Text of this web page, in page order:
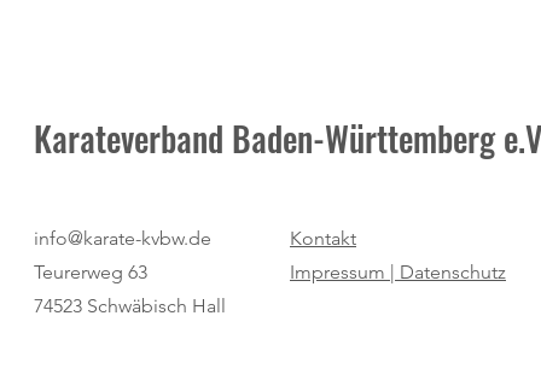
Neuer Termin: Masters-
Vorbereitung am 25. Juli beim TV
Diersburg
Impulse und
Karateverband Baden-Württemberg
info@karate-kvbw.de
Teurerweg 63
74523 Schwäbisch Hall
Kontakt
Impressum | Datenschutz